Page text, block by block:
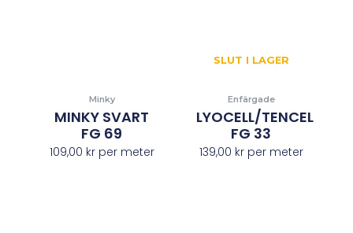
Minky
MINKY SVART
FG 69
109,00 krper meter
SLUT I LAGER
Enfärgade
LYOCELL/TENCEL
FG 33
139,00 krper meter